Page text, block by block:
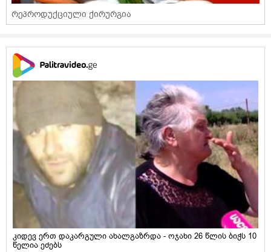
რეპროდუქციული ქირურგია
კიდევ ერთ დაკარგული ახალგაზრდა - ოჯახი 26 წლის ბიჭს 10
წელია ეძებს